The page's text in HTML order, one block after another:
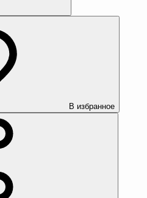
В избранное